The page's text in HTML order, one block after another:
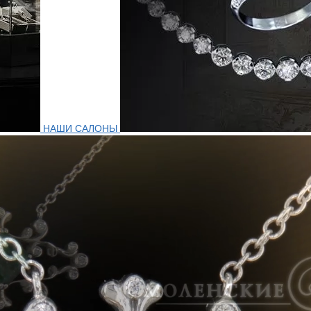
НАШИ САЛОНЫ